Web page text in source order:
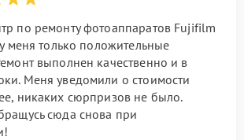
по ремонту фотоаппаратов Fujifilm
меня только положительные
выполнен качественно и в
Меня уведомили о стоимости
никаких сюрпризов не было.
сюда снова при